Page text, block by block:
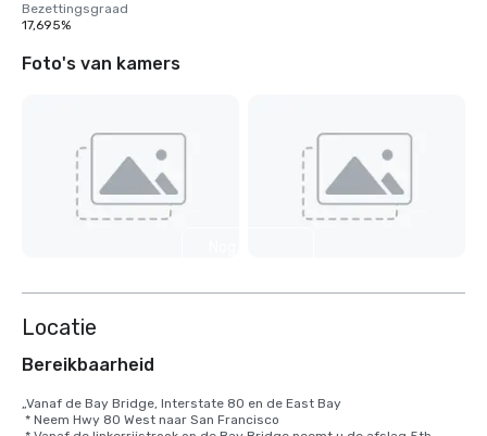
Bezettingsgraad
17,695%
Foto's van kamers
Locatie
Bereikbaarheid
„Vanaf de Bay Bridge, Interstate 80 en de East Bay
* Neem Hwy 80 West naar San Francisco